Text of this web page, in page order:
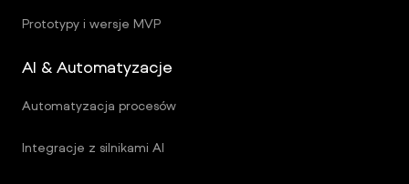
Prototypy i wersje MVP
AI & Automatyzacje
Automatyzacja procesów
Integracje z silnikami AI